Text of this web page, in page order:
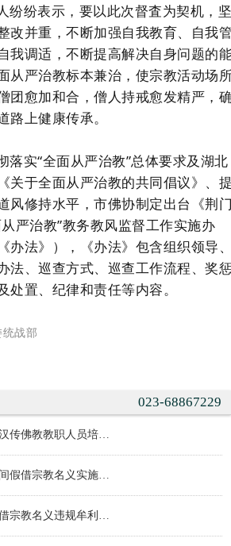
纷纷表示，要以此次督査为契机，坚
改并重，不断加强自我教育、自我
我调适，不断提高解决自身问题的
从严治教标本兼治，使宗教活动场
团愈加和合，僧人持戒愈发精严，
路上健康传承。
落实“全面从严治教”总体要求及湖北
关于全面从严治教的共同倡议》、
风修持水平，市佛协制定出台《荆
严治教”教务教风监督工作实施办
办法》），《办法》包含组织领导
法、巡查方式、巡查工作流程、奖
处置、纪律和责任等内容。
战部
023-68867229
中国佛教协会2026年汉传佛教教职人员培训班（第一期）在京举办
微信视频号针对直播间假借宗教名义实施违规行为的治理公告
快手关于打击直播间借宗教名义违规牟利行为的专项治理公告